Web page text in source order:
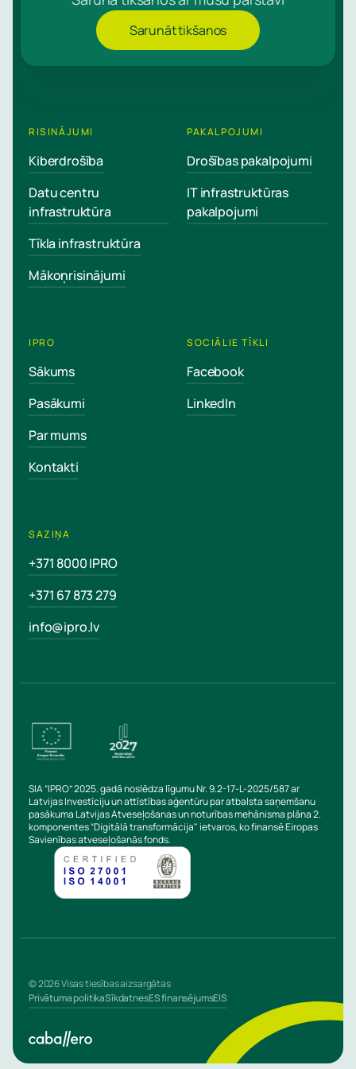
Sarunāt tikšanos
RISINĀJUMI
Kiberdrošība
Datu centru
infrastruktūra
Tīkla infrastruktūra
Mākoņrisinājumi
PAKALPOJUMI
Drošības pakalpojumi
IT infrastruktūras
pakalpojumi
IPRO
Sākums
Pasākumi
Par mums
Kontakti
SOCIĀLIE TĪKLI
Facebook
LinkedIn
SAZIŅA
+371 8000 IPRO
+371 67 873 279
info@ipro.lv
SIA “IPRO” 2025. gadā noslēdza līgumu Nr. 9.2-17-L-2025/587 ar
Latvijas Investīciju un attīstības aģentūru par atbalsta saņemšanu
pasākuma Latvijas Atveseļošanas un noturības mehānisma plāna 2.
komponentes “Digitālā transformācija" ietvaros, ko finansē Eiropas
Savienības atveseļošanās fonds.
© 2026 Visas tiesības aizsargātas
Privātuma politikaSīkdatnesES finansējumsEIS